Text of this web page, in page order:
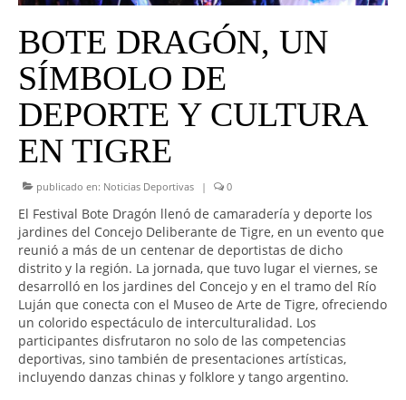
CAD MEDIA
CAD FEDERAL
BOTE DRAGÓN, UN
SÍMBOLO DE
DEPORTE Y CULTURA
EN TIGRE
publicado en: Noticias Deportivas | 0
El Festival Bote Dragón llenó de camaradería y deporte los
jardines del Concejo Deliberante de Tigre, en un evento que
reunió a más de un centenar de deportistas de dicho
distrito y la región. La jornada, que tuvo lugar el viernes, se
desarrolló en los jardines del Concejo y en el tramo del Río
Luján que conecta con el Museo de Arte de Tigre, ofreciendo
un colorido espectáculo de interculturalidad. Los
participantes disfrutaron no solo de las competencias
deportivas, sino también de presentaciones artísticas,
incluyendo danzas chinas y folklore y tango argentino.